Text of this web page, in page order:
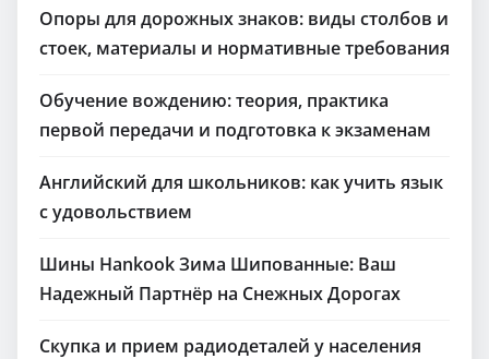
Опоры для дорожных знаков: виды столбов и
стоек, материалы и нормативные требования
Обучение вождению: теория, практика
первой передачи и подготовка к экзаменам
Английский для школьников: как учить язык
с удовольствием
Шины Hankook Зима Шипованные: Ваш
Надежный Партнёр на Снежных Дорогах
Скупка и прием радиодеталей у населения